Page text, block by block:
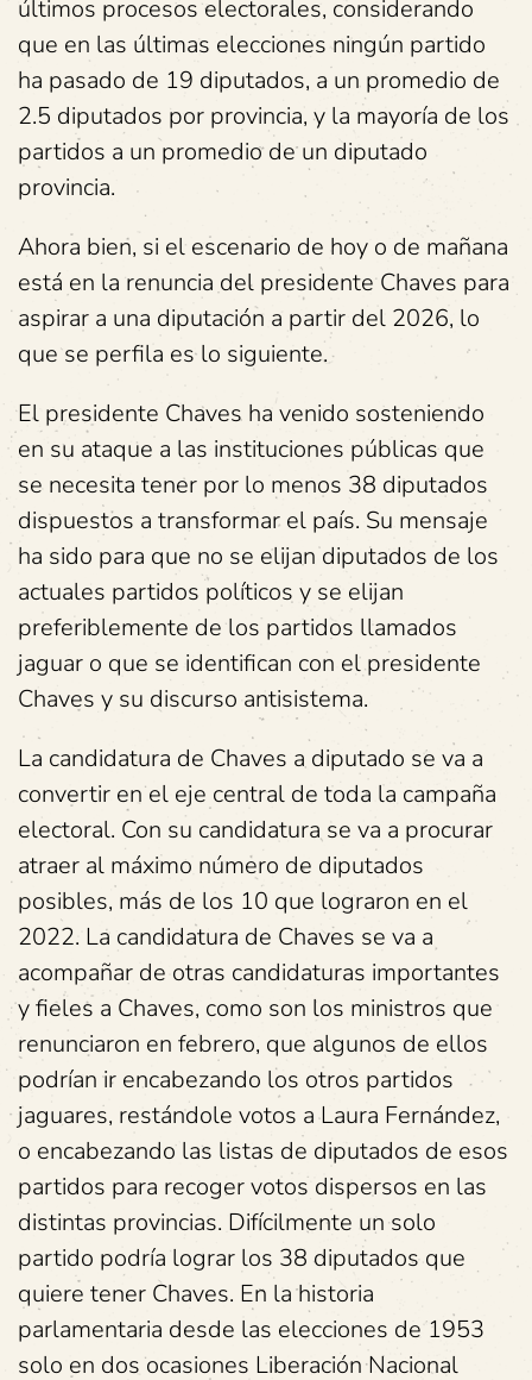
últimos procesos electorales, considerando
que en las últimas elecciones ningún partido
ha pasado de 19 diputados, a un promedio de
2.5 diputados por provincia, y la mayoría de los
partidos a un promedio de un diputado
provincia.
Ahora bien, si el escenario de hoy o de mañana
está en la renuncia del presidente Chaves para
aspirar a una diputación a partir del 2026, lo
que se perfila es lo siguiente.
El presidente Chaves ha venido sosteniendo
en su ataque a las instituciones públicas que
se necesita tener por lo menos 38 diputados
dispuestos a transformar el país. Su mensaje
ha sido para que no se elijan diputados de los
actuales partidos políticos y se elijan
preferiblemente de los partidos llamados
jaguar o que se identifican con el presidente
Chaves y su discurso antisistema.
La candidatura de Chaves a diputado se va a
convertir en el eje central de toda la campaña
electoral. Con su candidatura se va a procurar
atraer al máximo número de diputados
posibles, más de los 10 que lograron en el
2022. La candidatura de Chaves se va a
acompañar de otras candidaturas importantes
y fieles a Chaves, como son los ministros que
renunciaron en febrero, que algunos de ellos
podrían ir encabezando los otros partidos
jaguares, restándole votos a Laura Fernández,
o encabezando las listas de diputados de esos
partidos para recoger votos dispersos en las
distintas provincias. Difícilmente un solo
partido podría lograr los 38 diputados que
quiere tener Chaves. En la historia
parlamentaria desde las elecciones de 1953
solo en dos ocasiones Liberación Nacional